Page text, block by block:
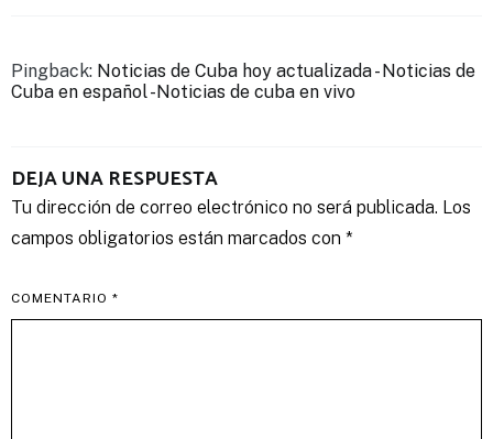
Pingback: Noticias de Cuba hoy actualizada - Noticias de
Cuba en español -Noticias de cuba en vivo
DEJA UNA RESPUESTA
Tu dirección de correo electrónico no será publicada. Los
campos obligatorios están marcados con *
COMENTARIO *